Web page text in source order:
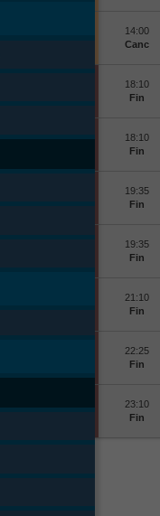
14:00
Canc
18:10
Fin
18:10
Fin
19:35
Fin
19:35
Fin
21:10
Fin
22:25
Fin
23:10
Fin